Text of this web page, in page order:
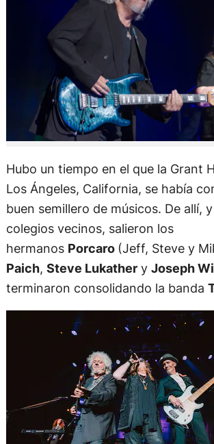
Hubo un tiempo en el que la Grant
Los Ángeles, California, se había
buen semillero de músicos. De allí,
colegios vecinos, salieron los
hermanos Porcaro (Jeff, Steve y
Paich, Steve Lukathery Joseph
terminaron consolidando la banda